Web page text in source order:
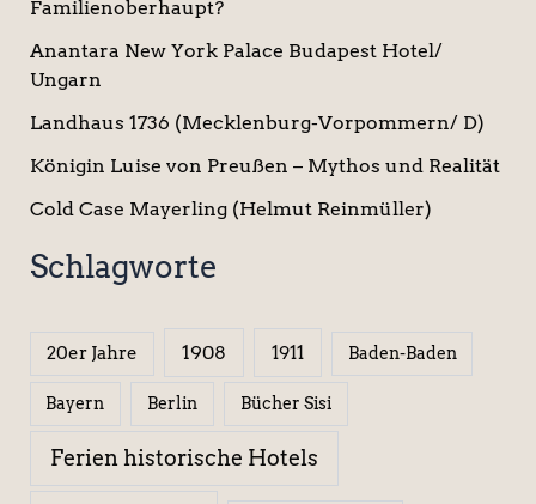
Familienoberhaupt?
Anantara New York Palace Budapest Hotel/
Ungarn
Landhaus 1736 (Mecklenburg-Vorpommern/ D)
Königin Luise von Preußen – Mythos und Realität
Cold Case Mayerling (Helmut Reinmüller)
Schlagworte
20er Jahre 1908 1911 Baden-Baden
Bayern Berlin Bücher Sisi
Ferien historische Hotels